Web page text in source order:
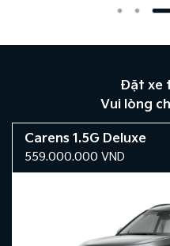
Đặt xe
Vui lòng
Carens 1.5G Deluxe
559.000.000 VND